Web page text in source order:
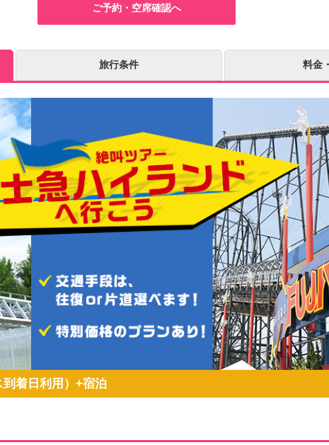
ご予約・空席確認へ
旅行条件 料金
着日利用）+宿泊